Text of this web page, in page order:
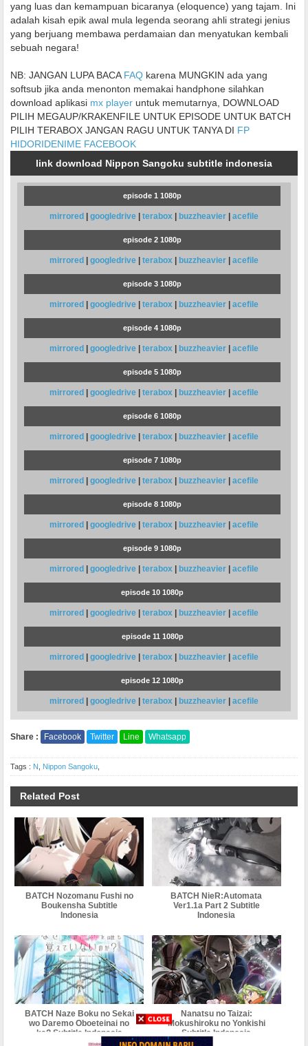
yang luas dan kemampuan bicaranya (eloquence) yang tajam. Ini
adalah kisah epik awal mula legenda seorang ahli strategi jenius
yang berjuang membawa perdamaian dan menyatukan kembali
sebuah negara!
NB: JANGAN LUPA BACA FAQ karena MUNGKIN ada yang
softsub jika anda menonton memakai handphone silahkan
download aplikasi mx player untuk memutarnya, DOWNLOAD
PILIH MEGAUP/KRAKENFILE UNTUK EPISODE UNTUK BATCH
PILIH TERABOX JANGAN RAGU UNTUK TANYA DI FP
HIDORIDENIME FACEBOOK
link download Nippon Sangoku subtitle indonesia
episode 1 1080p
mirrored googledrive terabox buzzheavier acefile
episode 2 1080p
mirrored googledrive terabox buzzheavier acefile
episode 3 1080p
mirrored googledrive terabox buzzheavier acefile
episode 4 1080p
mirrored googledrive terabox buzzheavier acefile
episode 5 1080p
mirrored googledrive terabox buzzheavier acefile
episode 6 1080p
mirrored googledrive terabox buzzheavier acefile
episode 7 1080p
mirrored googledrive terabox buzzheavier acefile
episode 8 1080p
mirrored googledrive terabox buzzheavier acefile
episode 9 1080p
mirrored googledrive terabox buzzheavier acefile
episode 10 1080p
mirrored googledrive terabox buzzheavier acefile
episode 11 1080p
mirrored googledrive terabox buzzheavier acefile
episode 12 1080p
mirrored googledrive terabox buzzheavier acefile
Share : Facebook Twitter Line Whatsapp
Tags : N Nippon Sangoku
Related Post
BATCH Nozomanu Fushi no
Boukensha Subtitle
Indonesia
BATCH NieR:Automata
Ver1.1a Part 2 Subtitle
Indonesia
BATCH Naze Boku no Sekai
wo Daremo Oboeteinai no
ka? Subtitle Indonesia
Nanatsu no Taizai:
Mokushiroku no Yonkishi
Subtitle Indonesia